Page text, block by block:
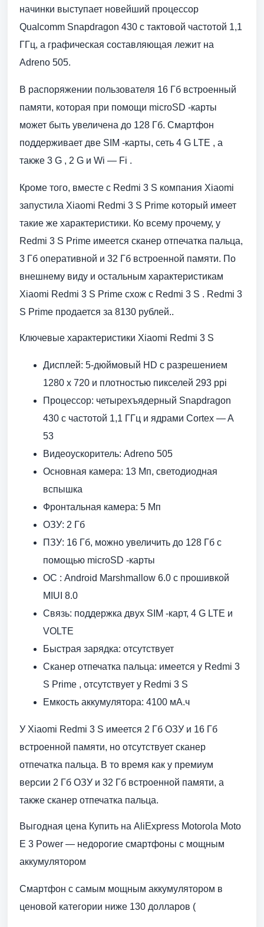
начинки выступает новейший процессор
Qualcomm Snapdragon 430 с тактовой частотой 1,1
ГГц, а графическая составляющая лежит на
Adreno 505.
В распоряжении пользователя 16 Гб встроенный
памяти, которая при помощи microSD -карты
может быть увеличена до 128 Гб. Смартфон
поддерживает две SIM -карты, сеть 4 G LTE , а
также 3 G , 2 G и Wi — Fi .
Кроме того, вместе с Redmi 3 S компания Xiaomi
запустила Xiaomi Redmi 3 S Prime который имеет
такие же характеристики. Ко всему прочему, у
Redmi 3 S Prime имеется сканер отпечатка пальца,
3 Гб оперативной и 32 Гб встроенной памяти. По
внешнему виду и остальным характеристикам
Xiaomi Redmi 3 S Prime схож с Redmi 3 S . Redmi 3
S Prime продается за 8130 рублей..
Ключевые характеристики Xiaomi Redmi 3 S
Дисплей: 5-дюймовый HD с разрешением
1280 x 720 и плотностью пикселей 293 ppi
Процессор: четырехъядерный Snapdragon
430 с частотой 1,1 ГГц и ядрами Cortex — A
53
Видеоускоритель: Adreno 505
Основная камера: 13 Мп, светодиодная
вспышка
Фронтальная камера: 5 Мп
ОЗУ: 2 Гб
ПЗУ: 16 Гб, можно увеличить до 128 Гб с
помощью microSD -карты
ОС : Android Marshmallow 6.0 с прошивкой
MIUI 8.0
Связь: поддержка двух SIM -карт, 4 G LTE и
VOLTE
Быстрая зарядка: отсутствует
Сканер отпечатка пальца: имеется у Redmi 3
S Prime , отсутствует у Redmi 3 S
Емкость аккумулятора: 4100 мА.ч
У Xiaomi Redmi 3 S имеется 2 Гб ОЗУ и 16 Гб
встроенной памяти, но отсутствует сканер
отпечатка пальца. В то время как у премиум
версии 2 Гб ОЗУ и 32 Гб встроенной памяти, а
также сканер отпечатка пальца.
Выгодная цена Купить на AliExpress Motorola Moto
E 3 Power — недорогие смартфоны с мощным
аккумулятором
Смартфон с самым мощным аккумулятором в
ценовой категории ниже 130 долларов (